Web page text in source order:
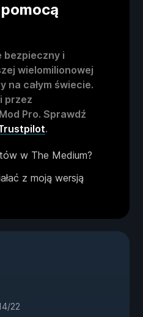
bezpieczny i
wielomilionowej
na całym świecie.
przez
Pro. Sprawdź
.
w The Medium?
z moją wersją
22